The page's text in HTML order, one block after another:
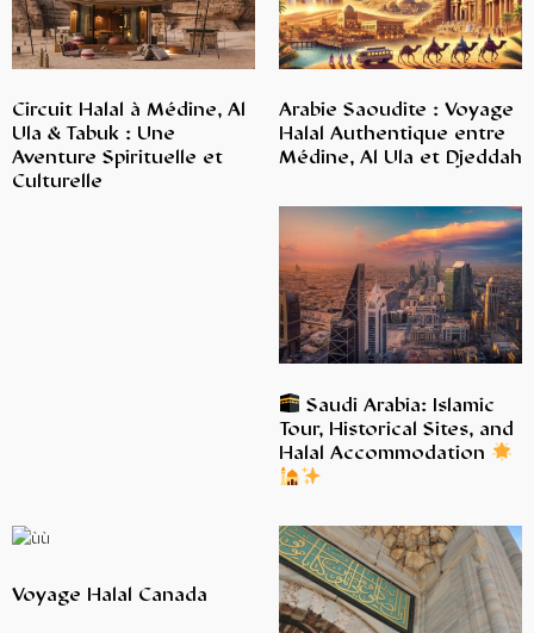
Circuit Halal à Médine, Al
Ula & Tabuk : Une
Aventure Spirituelle et
Culturelle
Arabie Saoudite : Voyage
Halal Authentique entre
Médine, Al Ula et Djeddah
Saudi Arabia: Islamic
Tour, Historical Sites, and
Halal Accommodation
Voyage Halal Canada